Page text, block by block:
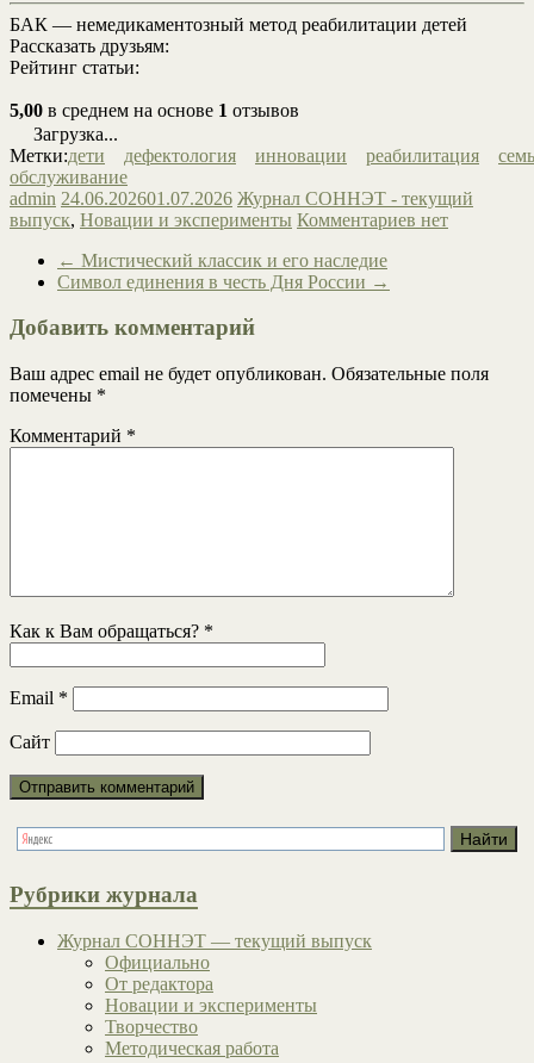
БАК — немедикаментозный метод реабилитации детей
Рассказать друзьям:
Рейтинг статьи:
5,00 в среднем на основе 1 отзывов
Загрузка...
Метки:дети дефектология инновации реабилитация
обслуживание
admin 24.06.202601.07.2026 Журнал СОННЭТ - текущий
выпуск, Новации и эксперименты Комментариев нет
← Мистический классик и его наследие
Символ единения в честь Дня России →
Добавить комментарий
Ваш адрес email не будет опубликован. Обязательные поля
помечены *
Комментарий *
Как к Вам обращаться? *
Email *
Сайт
Рубрики журнала
Журнал СОННЭТ — текущий выпуск
Официально
От редактора
Новации и эксперименты
Творчество
Методическая работа